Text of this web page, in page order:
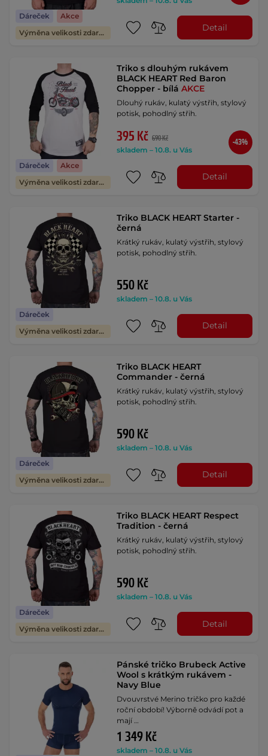
Dáreček
Akce
Výměna velikosti zdarma
Detail
Dáreček
Akce
Výměna velikosti zdarma
Triko s dlouhým rukávem
BLACK HEART Red Baron
Chopper - bíláAKCE
Dlouhý rukáv, kulatý výstřih, stylový
potisk, pohodlný střih.
395 Kč 690 Kč
skladem – 10.8. u Vás
-43%
Detail
Dáreček
Výměna velikosti zdarma
Triko BLACK HEART Starter -
černá
Krátký rukáv, kulatý výstřih, stylový
potisk, pohodlný střih.
550 Kč
skladem – 10.8. u Vás
Detail
Dáreček
Výměna velikosti zdarma
Triko BLACK HEART
Commander - černá
Krátký rukáv, kulatý výstřih, stylový
potisk, pohodlný střih.
590 Kč
skladem – 10.8. u Vás
Detail
Dáreček
Výměna velikosti zdarma
Triko BLACK HEART Respect
Tradition - černá
Krátký rukáv, kulatý výstřih, stylový
potisk, pohodlný střih.
590 Kč
skladem – 10.8. u Vás
Detail
Pánské tričko Brubeck Active
Wool s krátkým rukávem -
Navy Blue
Dvouvrstvé Merino tričko pro každé
roční období! Výborně odvádí pot a
mají …
1 349 Kč
skladem – 10.8. u Vás